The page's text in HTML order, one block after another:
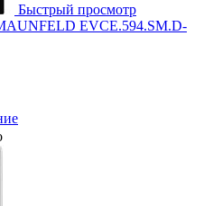
Быстрый просмотр
EVCE.594.SM.D-